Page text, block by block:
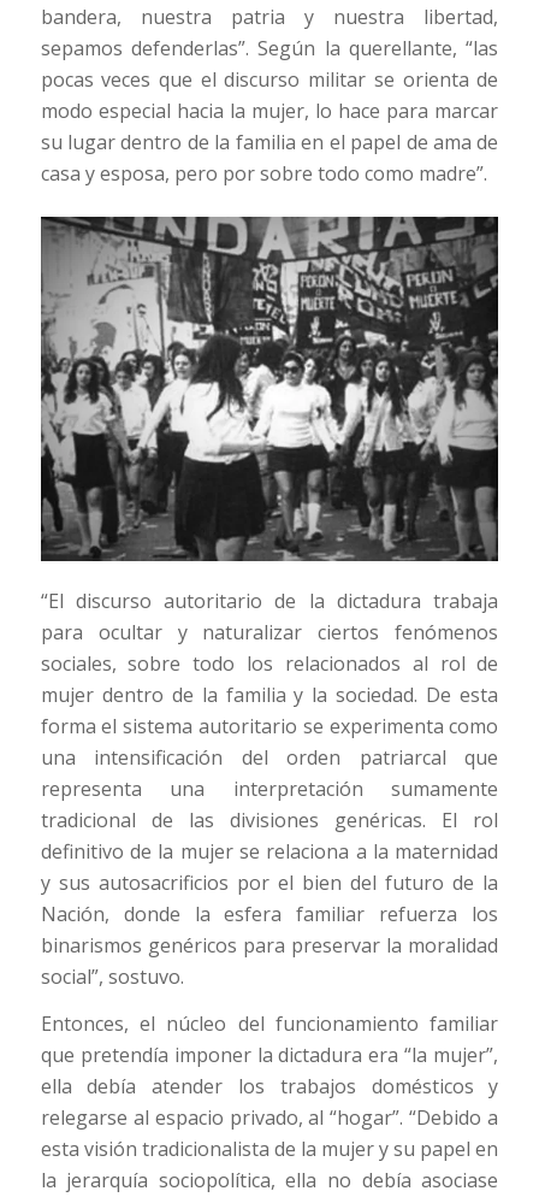
bandera, nuestra patria y nuestra libertad,
sepamos defenderlas”. Según la querellante, “las
pocas veces que el discurso militar se orienta de
modo especial hacia la mujer, lo hace para marcar
su lugar dentro de la familia en el papel de ama de
casa y esposa, pero por sobre todo como madre”.
“El discurso autoritario de la dictadura trabaja
para ocultar y naturalizar ciertos fenómenos
sociales, sobre todo los relacionados al rol de
mujer dentro de la familia y la sociedad. De esta
forma el sistema autoritario se experimenta como
una intensificación del orden patriarcal que
representa una interpretación sumamente
tradicional de las divisiones genéricas. El rol
definitivo de la mujer se relaciona a la maternidad
y sus autosacrificios por el bien del futuro de la
Nación, donde la esfera familiar refuerza los
binarismos genéricos para preservar la moralidad
social”, sostuvo.
Entonces, el núcleo del funcionamiento familiar
que pretendía imponer la dictadura era “la mujer”,
ella debía atender los trabajos domésticos y
relegarse al espacio privado, al “hogar”. “Debido a
esta visión tradicionalista de la mujer y su papel en
la jerarquía sociopolítica, ella no debía asociase